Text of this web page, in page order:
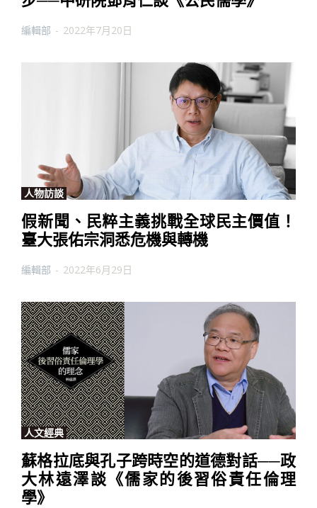
編輯部 - 2022年7月20日
人物訪談
假新聞、民粹主義挑戰全球民主價值！
臺大張佑宗洞悉危機與轉機
編輯部 - 2022年6月29日
人文經典
蘇格拉底與孔子跨時空的道德對話──政
大林遠澤談《儒家的後習俗責任倫理
學》